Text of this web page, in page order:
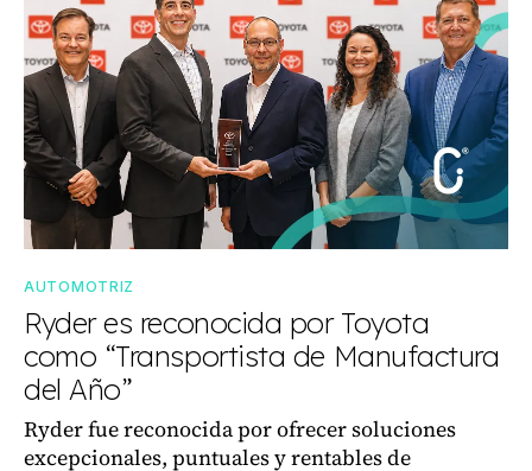
AUTOMOTRIZ
Ryder es reconocida por Toyota
como “Transportista de Manufactura
del Año”
Ryder fue reconocida por ofrecer soluciones
excepcionales, puntuales y rentables de